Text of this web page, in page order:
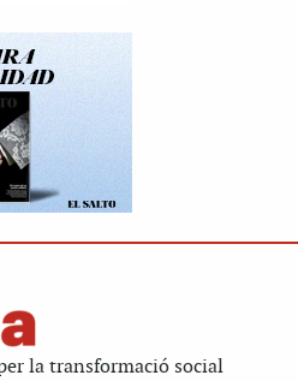
la transformació social